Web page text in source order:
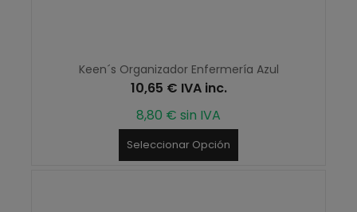
Keen´s Organizador Enfermería Azul
10,65 € IVA inc.
8,80 € sin IVA
Seleccionar Opción